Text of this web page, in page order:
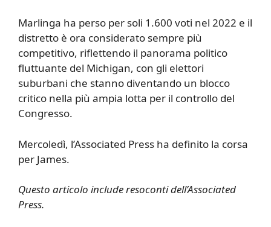
Marlinga ha perso per soli 1.600 voti nel 2022 e il
distretto è ora considerato sempre più
competitivo, riflettendo il panorama politico
fluttuante del Michigan, con gli elettori
suburbani che stanno diventando un blocco
critico nella più ampia lotta per il controllo del
Congresso.
Mercoledì, l’Associated Press ha definito la corsa
per James.
Questo articolo include resoconti dell’Associated
Press.